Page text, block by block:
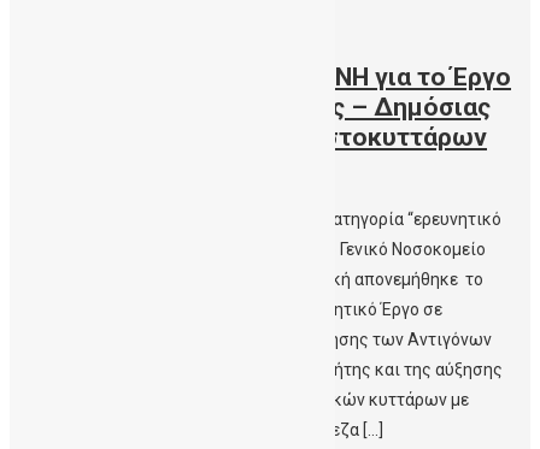
Ασημένιο Βραβείο στο ΠΑΓΝΗ για το Έργο
της Αιματολογικής Κλινικής – Δημόσιας
Τράπεζας Ομφαλικών Βλαστοκυττάρων
Cretalive.gr – Απέσπασε διάκριση στην κατηγορία “ερευνητικό
έργο σε νοσοκομείο” Στο Πανεπιστημιακό Γενικό Νοσοκομείο
Ηρακλείου (ΠΑΓΝΗ) – Αιματολογική Κλινική απονεμήθηκε το
Ασημένιο βραβείο στην κατηγορία «Ερευνητικό Έργο σε
Νοσοκομεία» για το έργο της ‘Χαρτογράφησης των Αντιγόνων
Ιστοσυμβατότητας του Πληθυσμού της Κρήτης και της αύξησης
των μοσχευμάτων αρχέγονων αιμοποιητικών κυττάρων με
σπάνιους απλότυπους στη Δημόσια Τράπεζα […]